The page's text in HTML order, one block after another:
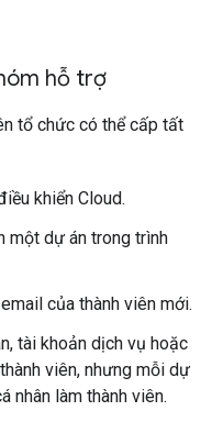
hỗ trợ
tổ chức có thể cấp tất
khiển Cloud.
một dự án trong trình
của thành viên mới.
tài khoản dịch vụ hoặc
viên, nhưng mỗi dự
nhân làm thành viên.